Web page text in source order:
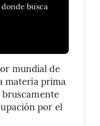
busca
mundial de
materia prima
por el